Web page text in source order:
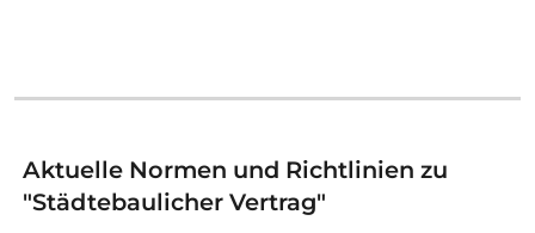
Aktuelle Normen und Richtlinien zu
"Städtebaulicher Vertrag"